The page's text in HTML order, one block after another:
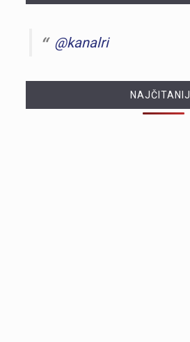
@kanalri